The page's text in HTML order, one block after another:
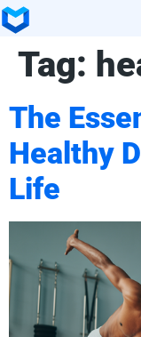
Tag:
The
Healthy
Life